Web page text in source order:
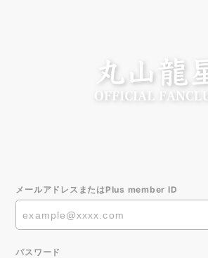
メールアドレスまたはPlus member ID
パスワード